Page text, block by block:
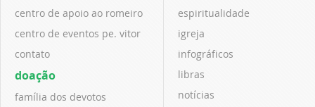
centro de apoio ao romeiro
centro de eventos pe. vitor
contato
doação
família dos devotos
espiritualidade
igreja
infográficos
libras
notícias